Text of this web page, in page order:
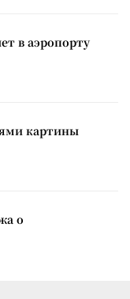
в аэропорту
картины
о